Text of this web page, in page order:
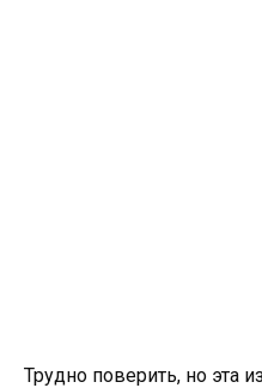
Трудно поверить, но эта